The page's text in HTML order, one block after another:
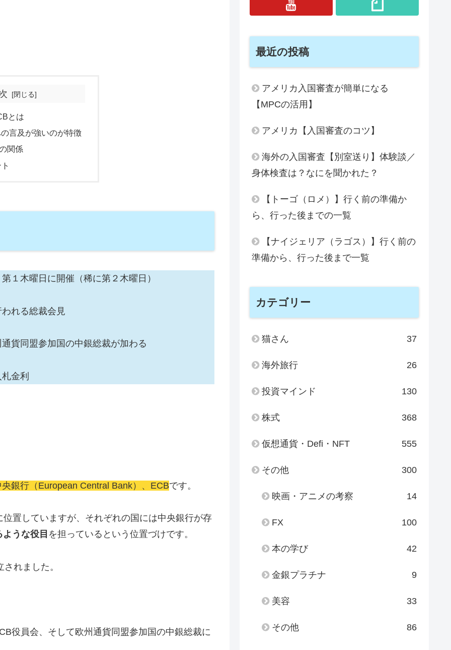
とは
言及が強いのが特徴
関係
木曜日に開催（稀に第２木曜日）
れる総裁会見
貨同盟参加国の中銀総裁が加わる
金利
銀行（European Central Bank）、ECBです。
置していますが、それぞれの国には中央銀行が存
うな役目 を担っているという位置づけです。
れました。
役員会、そして欧州通貨同盟参加国の中銀総裁に
最近の投稿
アメリカ入国審査が簡単になる
【MPCの活用】
アメリカ【入国審査のコツ】
海外の入国審査【別室送り】体験談／
身体検査は？なにを聞かれた？
【トーゴ（ロメ）】行く前の準備か
ら、行った後までの一覧
【ナイジェリア（ラゴス）】行く前の
準備から、行った後まで一覧
カテゴリー
猫さん 37
海外旅行 26
投資マインド 130
株式 368
仮想通貨・Defi・NFT 555
その他 300
映画・アニメの考察 14
FX 100
本の学び 42
金銀プラチナ 9
美容 33
その他 86